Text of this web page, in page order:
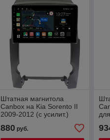
Штатная магнитола
Canbox на Kia Sorento II
2009-2012 (с усилит.)
Android 10 4G-SIM, 2/32,
DSP, QLed
880руб.